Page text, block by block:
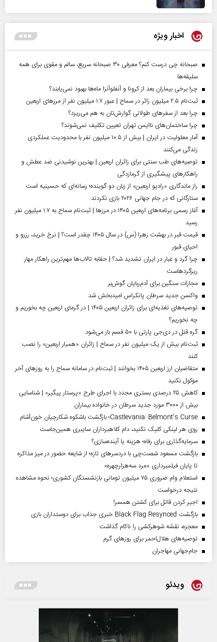
اخبار ویژه
صبحانه چی درست کنم؟ معرفی ۳۰ صبحانه سریع، سالم و مقوی برای همه
سلیقه‌ها
چرا برخی بیماران بعد از کرونا و آنفلوآنزا ماه‌ها بهبود نمی‌یابند؟
ثبت‌نام ۲.۵ میلیون زائر در سماح | عبور ۱.۷ میلیون نفر از مرز‌های اربعین
چرا بعد از سفرهای طولانی گوارش‌تان به هم می‌ریزد؟
چرا ساختمان‌های ناایمن تهران تعیین تکلیف نمی‌شوند؟
آمار معلولیت در ایران | بیش از ۱۰.۵ میلیون نفر با محدودیت عملکردی
زندگی می‌کنند
توصیه‌های طب سنتی برای زائران اربعین | بهترین نوشیدنی ضد عطش و
راهکارهای پیشگیری از گرمازدگی
راز ماندگاری «رادیو اربعین» از زبان دو گوینده؛ رسانه‌ای که حسینیه است
ستارگانی که در جام جهانی ۲۰۲۶ بازی نکردند
آغاز رسمی برنامه‌های اربعین ۱۴۰۵ در مرز‌ها | ثبت‌نام سماح به ۱.۷ میلیون نفر
رسید
قیمت قبر در بهشت زهرا (س) در سال ۱۴۰۵ چقدر است؟ | نرخ خرید، رزرو و
احیای قبور
چرا گرد و غبار در ایران تشدید شد؟ | حقابه تالاب‌ها مهم‌ترین راهکار مهار
ریزگردهاست
مجازات سنگین برای آدم‌ربایان گوش‌بر
واکسن جدید سرطان پانکراس امیدبخش شد
توصیه‌های تغذیه‌ای برای زائران اربعین ۱۴۰۵ | در گرمای اربعین چه بخوریم و
چه نخوریم؟
گره قتل در دی‌جی پارتی با ۵۰ قسم باز می‌شود
ثبت‌نام بیش از یک میلیون نفر در سماح | زائران «همیار اربعین» را نصب
کنند
متقاضیان ارز اربعین ۱۴۰۵ بخوانند | ثبت‌نام در سامانه سماح را به روز‌های آخر
موکول نکنید
کاهش ۲۵ درصدی بستری مجدد با اجرای طرح «پرستار پیگیر» | شناسایی
بیش از ۳۰۰۰ مورد جدید سرطان در خانواده بیماران
Castlevania: Belmont’s Curse؛ بازگشت باشکوه شکارچیان خون‌آشام
روی هر لینکی کلیک نکنید، دام کلاهبرداران سایبری همین‌جاست
سرمایه‌گذاری برای رفاه؛ هزینه یا آینده‌سازی؟
بازگشت مسعود شصت‌چی با دردسر‌های تازه؛ از شایعه حضور در میز مذاکره
تا پایان فیلمبرداری «مرد سه‌هزارچهره»
استعلام وام ضروری ۷۵ میلیون تومانی بازنشستگان کشوری؛ نحوه مشاهده
نتیجه درخواست
اجیر کردن قاتل برای کشتن همسر!
بازگشت Black Flag Resynced خبری جذاب برای دوستداران بازی
معجزه، نقشه شوهرکشی را ناکام گذاشت
توصیه‌های هلال‌احمر برای روز‌های گرم
جام‌جهانی مهاجران
ویدئو